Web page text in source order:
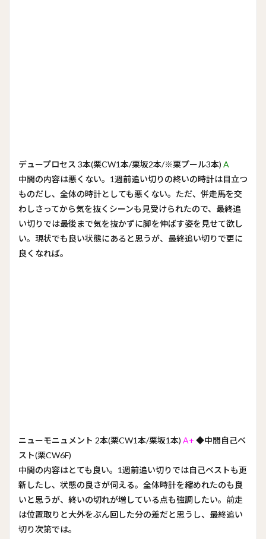
デュープロセス 3本(栗CW1本/栗坂2本/※栗プール3本) A
中間の内容は悪くない。1週前追い切りの終いの時計は目立つ
ものだし、全体の時計としても悪くない。ただ、併走馬を交
わしさってから気を抜くシーンも見受けられたので、最終追
い切りでは最後まで気を抜かずに脚を伸ばす姿を見せて欲し
い。現状でも良い状態にあると思うが、最終追い切りで更に
良くなれば。
ニューモニュメント 2本(栗CW1本/栗坂1本) A+ ◆中間自己ベ
スト(栗CW6F)
中間の内容はとても良い。1週前追い切りでは自己ベストも更
新したし、状態の良さが伺える。全体時計を縮めれたのも良
いと思うが、終いの切れが増している点も強調したい。前走
は位置取りと大外をぶん回した分の差だと思うし、最終追い
切り次第では。